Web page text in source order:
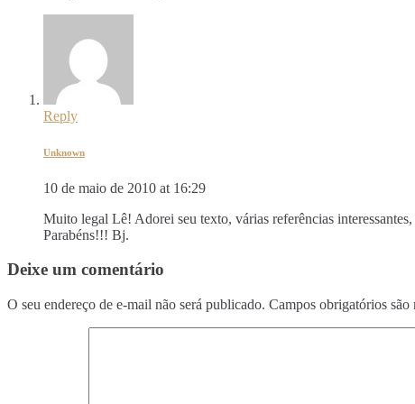
Reply
Unknown
10 de maio de 2010 at 16:29
Muito legal Lê! Adorei seu texto, várias referências
Parabéns!!! Bj.
Deixe um comentário
O seu endereço de e-mail não será publicado. Campos obrigatórios são